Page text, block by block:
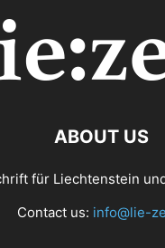
ABOUT US
für Liechtenstein
Contact us: info@lie-